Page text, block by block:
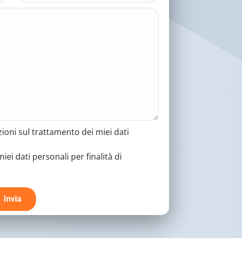
sul trattamento dei miei dati
dati personali per finalità di